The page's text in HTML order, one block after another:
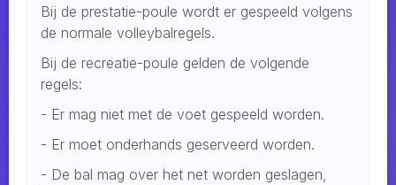
Bij de prestatie-poule wordt er gespeeld volgens
de normale volleybalregels.
Bij de recreatie-poule gelden de volgende
regels:
- Er mag niet met de voet gespeeld worden.
- Er moet onderhands geserveerd worden.
- De bal mag over het net worden geslagen,